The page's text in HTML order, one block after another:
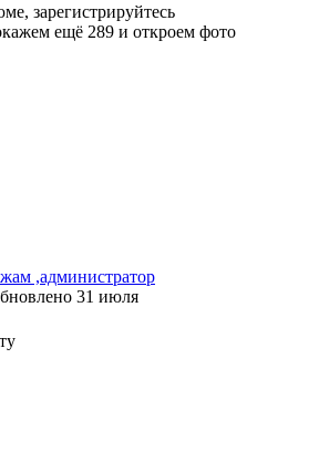
зарегистрируйтесь
ещё 289 и откроем фото
,администратор
31 июля